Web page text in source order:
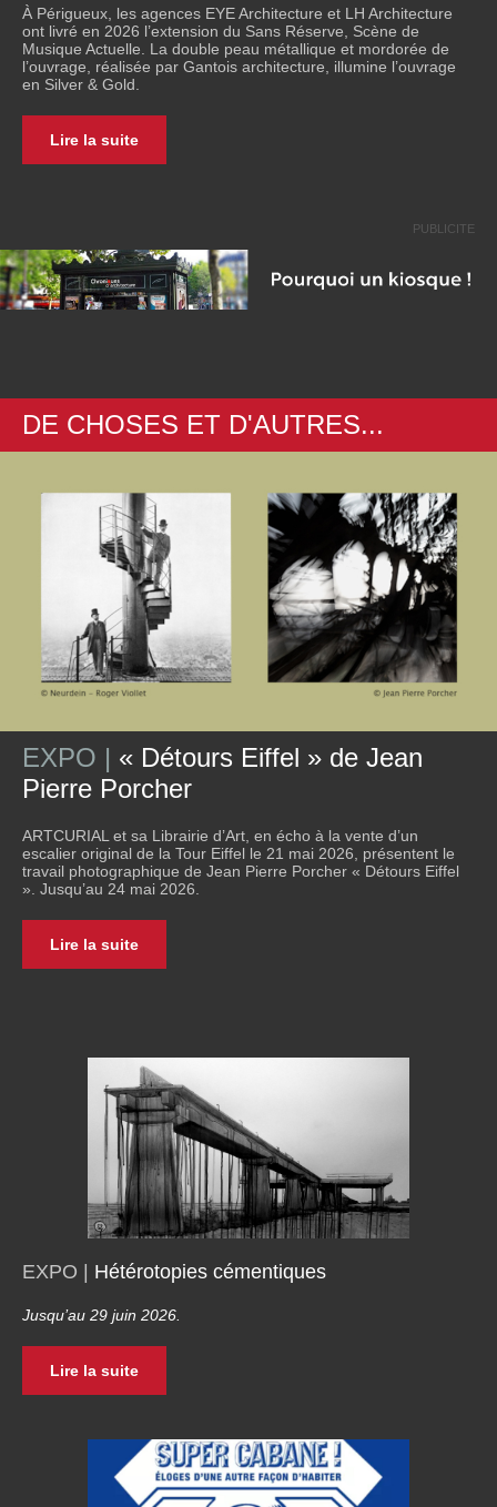
À Périgueux, les agences EYE Architecture et LH Architecture
ont livré en 2026 l’extension du Sans Réserve, Scène de
Musique Actuelle. La double peau métallique et mordorée de
l’ouvrage, réalisée par Gantois architecture, illumine l’ouvrage
en Silver & Gold.
Lire la suite
PUBLICITE
DE CHOSES ET D'AUTRES...
EXPO | « Détours Eiffel » de Jean
Pierre Porcher
ARTCURIAL et sa Librairie d’Art, en écho à la vente d’un
escalier original de la Tour Eiffel le 21 mai 2026, présentent le
travail photographique de Jean Pierre Porcher « Détours Eiffel
». Jusqu’au 24 mai 2026.
Lire la suite
EXPO | Hétérotopies cémentiques
Jusqu’au 29 juin 2026.
Lire la suite